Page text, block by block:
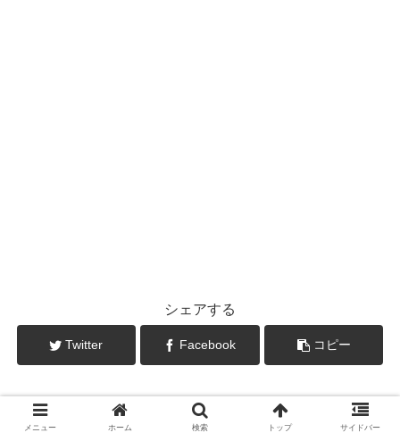
シェアする
Twitter Facebook コピー
メニュー ホーム 検索 トップ サイドバー